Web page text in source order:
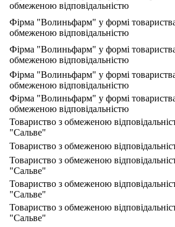
обмеженою відповідальністю
Фірма "Волиньфарм" у формі
обмеженою відповідальністю
Фірма "Волиньфарм" у формі
обмеженою відповідальністю
Фірма "Волиньфарм" у формі
обмеженою відповідальністю
Фірма "Волиньфарм" у формі
обмеженою відповідальністю
Товариство з обмеженою
"Сальве"
Товариство з обмеженою
Товариство з обмеженою
"Сальве"
Товариство з обмеженою
"Сальве"
Товариство з обмеженою
"Сальве"